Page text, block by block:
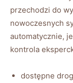
przechodzi do
nowoczesnych
automatycznie,
kontrola
dostępne